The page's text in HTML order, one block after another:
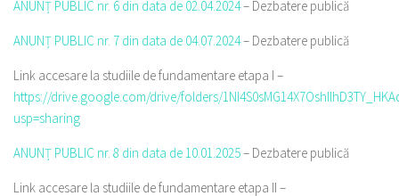
ANUNȚ PUBLIC nr. 6 din data de 02.04.2024– Dezbatere publică
ANUNȚ PUBLIC nr. 7 din data de 04.07.2024– Dezbatere publică
Link accesare la studiile de fundamentare etapa I –
https://drive.google.com/drive/folders/
usp=sharing
ANUNȚ PUBLIC nr. 8 din data de 10.01.2025– Dezbatere publică
Link accesare la studiile de fundamentare etapa II –